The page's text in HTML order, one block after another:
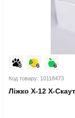
Код товару: 10118473
Ліжко Х-12 X-